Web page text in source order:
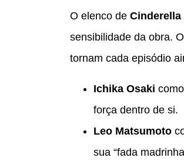
O elenco de Cinderella
sensibilidade da obra.
tornam cada episódio
Ichika Osaki como
força dentro de si.
Leo Matsumoto
sua “fada